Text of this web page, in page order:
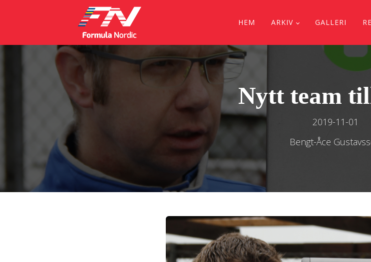
HEM ARKIV GALLERI
Nytt team
2019-11-01
Bengt-Åce